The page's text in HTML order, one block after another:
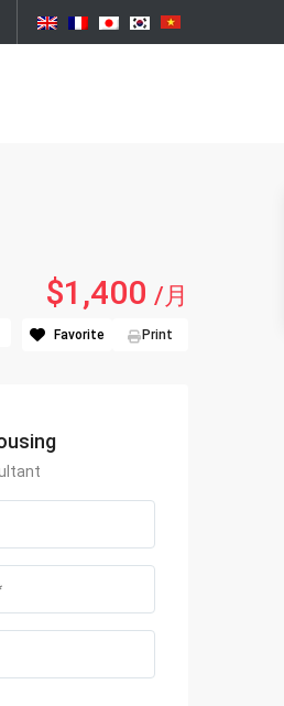
$1,400 /月
Favorite Print